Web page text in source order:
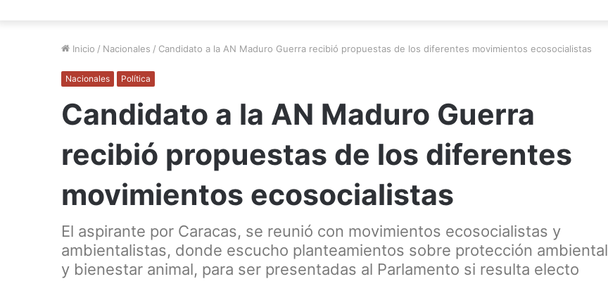
Inicio / Nacionales / Candidato a la AN Maduro Guerra recibió propuestas de los diferentes movimientos ecosocialistas
Nacionales Política
Candidato a la AN Maduro Guerra
recibió propuestas de los diferentes
movimientos ecosocialistas
El aspirante por Caracas, se reunió con movimientos ecosocialistas y
ambientalistas, donde escucho planteamientos sobre protección ambiental
y bienestar animal, para ser presentadas al Parlamento si resulta electo